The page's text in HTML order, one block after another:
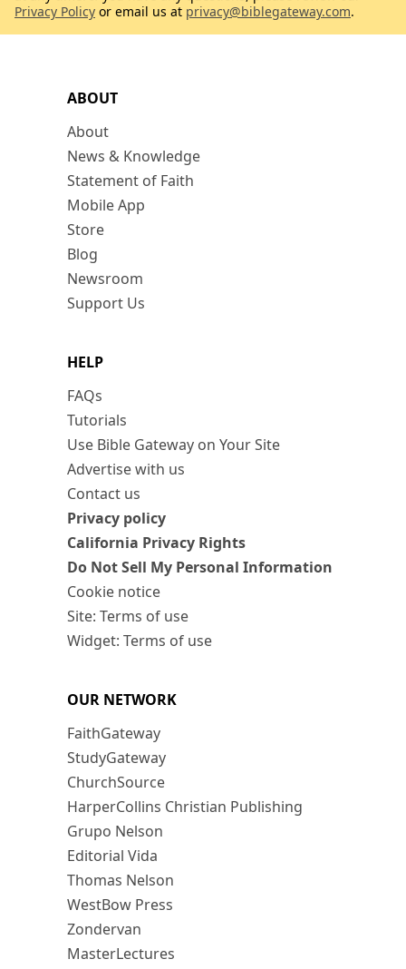
ABOUT
About
News & Knowledge
Statement of Faith
Mobile App
Store
Blog
Newsroom
Support Us
HELP
FAQs
Tutorials
Use Bible Gateway on Your Site
Advertise with us
Contact us
Privacy policy
California Privacy Rights
Do Not Sell My Personal Information
Cookie notice
Site: Terms of use
Widget: Terms of use
OUR NETWORK
FaithGateway
StudyGateway
ChurchSource
HarperCollins Christian Publishing
Grupo Nelson
Editorial Vida
Thomas Nelson
WestBow Press
Zondervan
MasterLectures
Privacy Policy or email us at privacy@biblegateway.com.